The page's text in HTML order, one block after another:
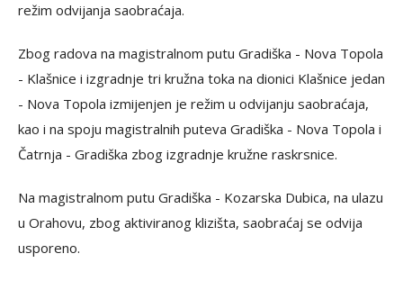
režim odvijanja saobraćaja.
Zbog radova na magistralnom putu Gradiška - Nova Topola
- Klašnice i izgradnje tri kružna toka na dionici Klašnice jedan
- Nova Topola izmijenjen je režim u odvijanju saobraćaja,
kao i na spoju magistralnih puteva Gradiška - Nova Topola i
Čatrnja - Gradiška zbog izgradnje kružne raskrsnice.
Na magistralnom putu Gradiška - Kozarska Dubica, na ulazu
u Orahovu, zbog aktiviranog klizišta, saobraćaj se odvija
usporeno.